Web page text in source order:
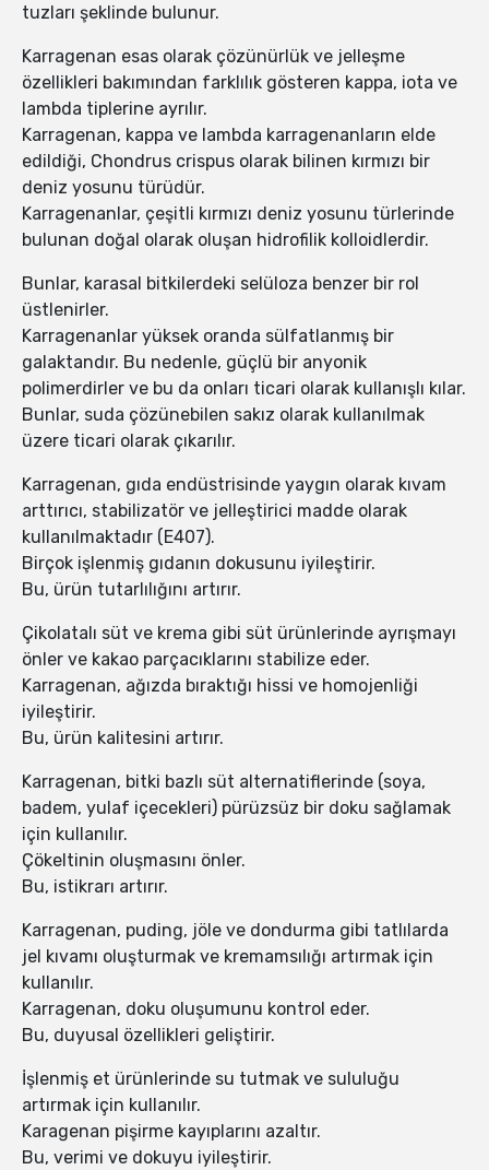
tuzları şeklinde bulunur.
Karragenan esas olarak çözünürlük ve jelleşme
özellikleri bakımından farklılık gösteren kappa, iota ve
lambda tiplerine ayrılır.
Karragenan, kappa ve lambda karragenanların elde
edildiği, Chondrus crispus olarak bilinen kırmızı bir
deniz yosunu türüdür.
Karragenanlar, çeşitli kırmızı deniz yosunu türlerinde
bulunan doğal olarak oluşan hidrofilik kolloidlerdir.
Bunlar, karasal bitkilerdeki selüloza benzer bir rol
üstlenirler.
Karragenanlar yüksek oranda sülfatlanmış bir
galaktandır. Bu nedenle, güçlü bir anyonik
polimerdirler ve bu da onları ticari olarak kullanışlı kılar.
Bunlar, suda çözünebilen sakız olarak kullanılmak
üzere ticari olarak çıkarılır.
Karragenan, gıda endüstrisinde yaygın olarak kıvam
arttırıcı, stabilizatör ve jelleştirici madde olarak
kullanılmaktadır (E407).
Birçok işlenmiş gıdanın dokusunu iyileştirir.
Bu, ürün tutarlılığını artırır.
Çikolatalı süt ve krema gibi süt ürünlerinde ayrışmayı
önler ve kakao parçacıklarını stabilize eder.
Karragenan, ağızda bıraktığı hissi ve homojenliği
iyileştirir.
Bu, ürün kalitesini artırır.
Karragenan, bitki bazlı süt alternatiflerinde (soya,
badem, yulaf içecekleri) pürüzsüz bir doku sağlamak
için kullanılır.
Çökeltinin oluşmasını önler.
Bu, istikrarı artırır.
Karragenan, puding, jöle ve dondurma gibi tatlılarda
jel kıvamı oluşturmak ve kremamsılığı artırmak için
kullanılır.
Karragenan, doku oluşumunu kontrol eder.
Bu, duyusal özellikleri geliştirir.
İşlenmiş et ürünlerinde su tutmak ve sululuğu
artırmak için kullanılır.
Karagenan pişirme kayıplarını azaltır.
Bu, verimi ve dokuyu iyileştirir.